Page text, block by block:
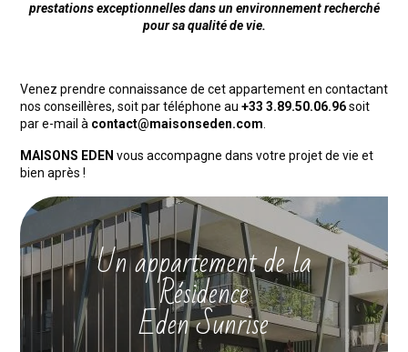
prestations exceptionnelles dans un environnement recherché
pour sa qualité de vie.
Venez prendre connaissance de cet appartement en contactant
nos conseillères, soit par téléphone au +33 3.89.50.06.96soit
par e-mail à contact@maisonseden.com
MAISONS EDEN vous accompagne dans votre projet de vie et
bien après !
Un appartement de la
Résidence
Eden Sunrise